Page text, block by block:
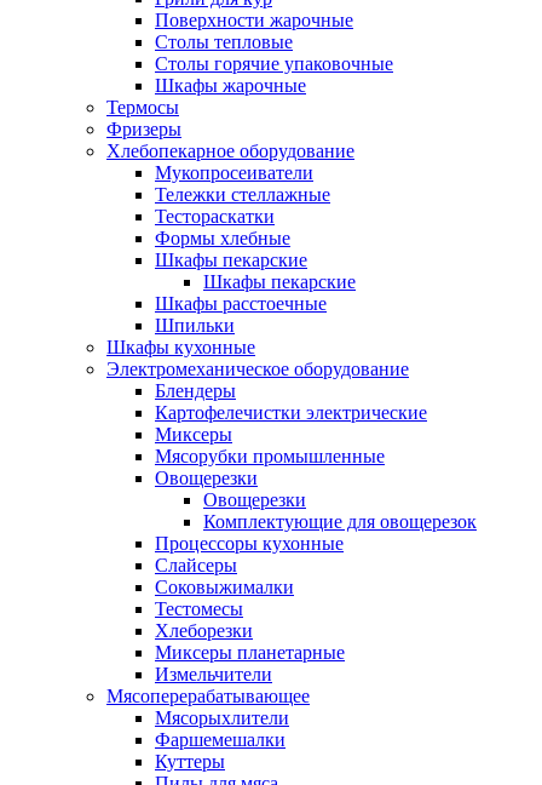
Поверхности жарочные
Столы тепловые
Столы горячие упаковочные
Шкафы жарочные
Термосы
Фризеры
Хлебопекарное оборудование
Мукопросеиватели
Тележки стеллажные
Тестораскатки
Формы хлебные
Шкафы пекарские
Шкафы пекарские
Шкафы расстоечные
Шпильки
Шкафы кухонные
Электромеханическое оборудование
Блендеры
Картофелечистки электрические
Миксеры
Мясорубки промышленные
Овощерезки
Овощерезки
Комплектующие для овощерезок
Процессоры кухонные
Слайсеры
Соковыжималки
Тестомесы
Хлеборезки
Миксеры планетарные
Измельчители
Мясоперерабатывающее
Мясорыхлители
Фаршемешалки
Куттеры